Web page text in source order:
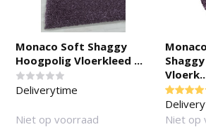
Monaco Soft Shaggy
Hoogpolig Vloerkleed ...
Deliverytime
Niet op voorraad
Niet op